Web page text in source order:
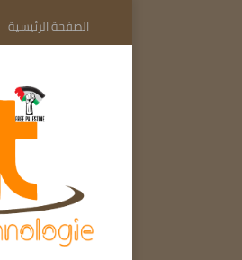
الصفحة الرئيسية